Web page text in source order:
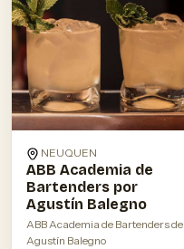
NEUQUEN
ABB Academia de
Bartenders por
Agustín Balegno
ABB Academia de Bartenders de
Agustín Balegno